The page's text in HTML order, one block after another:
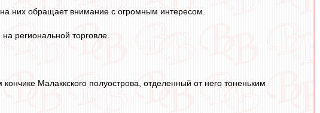
них обращает внимание с огромным интересом.
региональной торговле.
Малаккского полуострова, отделенный от него тоненьким